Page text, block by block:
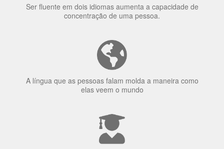
Ser fluente em dois idiomas aumenta a capacidade de
concentração de uma pessoa.
A língua que as pessoas falam molda a maneira como
elas veem o mundo